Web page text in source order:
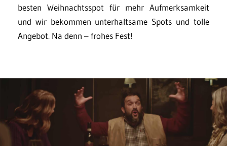
besten Weihnachtsspot für mehr Aufmerksamkeit
und wir bekommen unterhaltsame Spots und tolle
Angebot. Na denn – frohes Fest!